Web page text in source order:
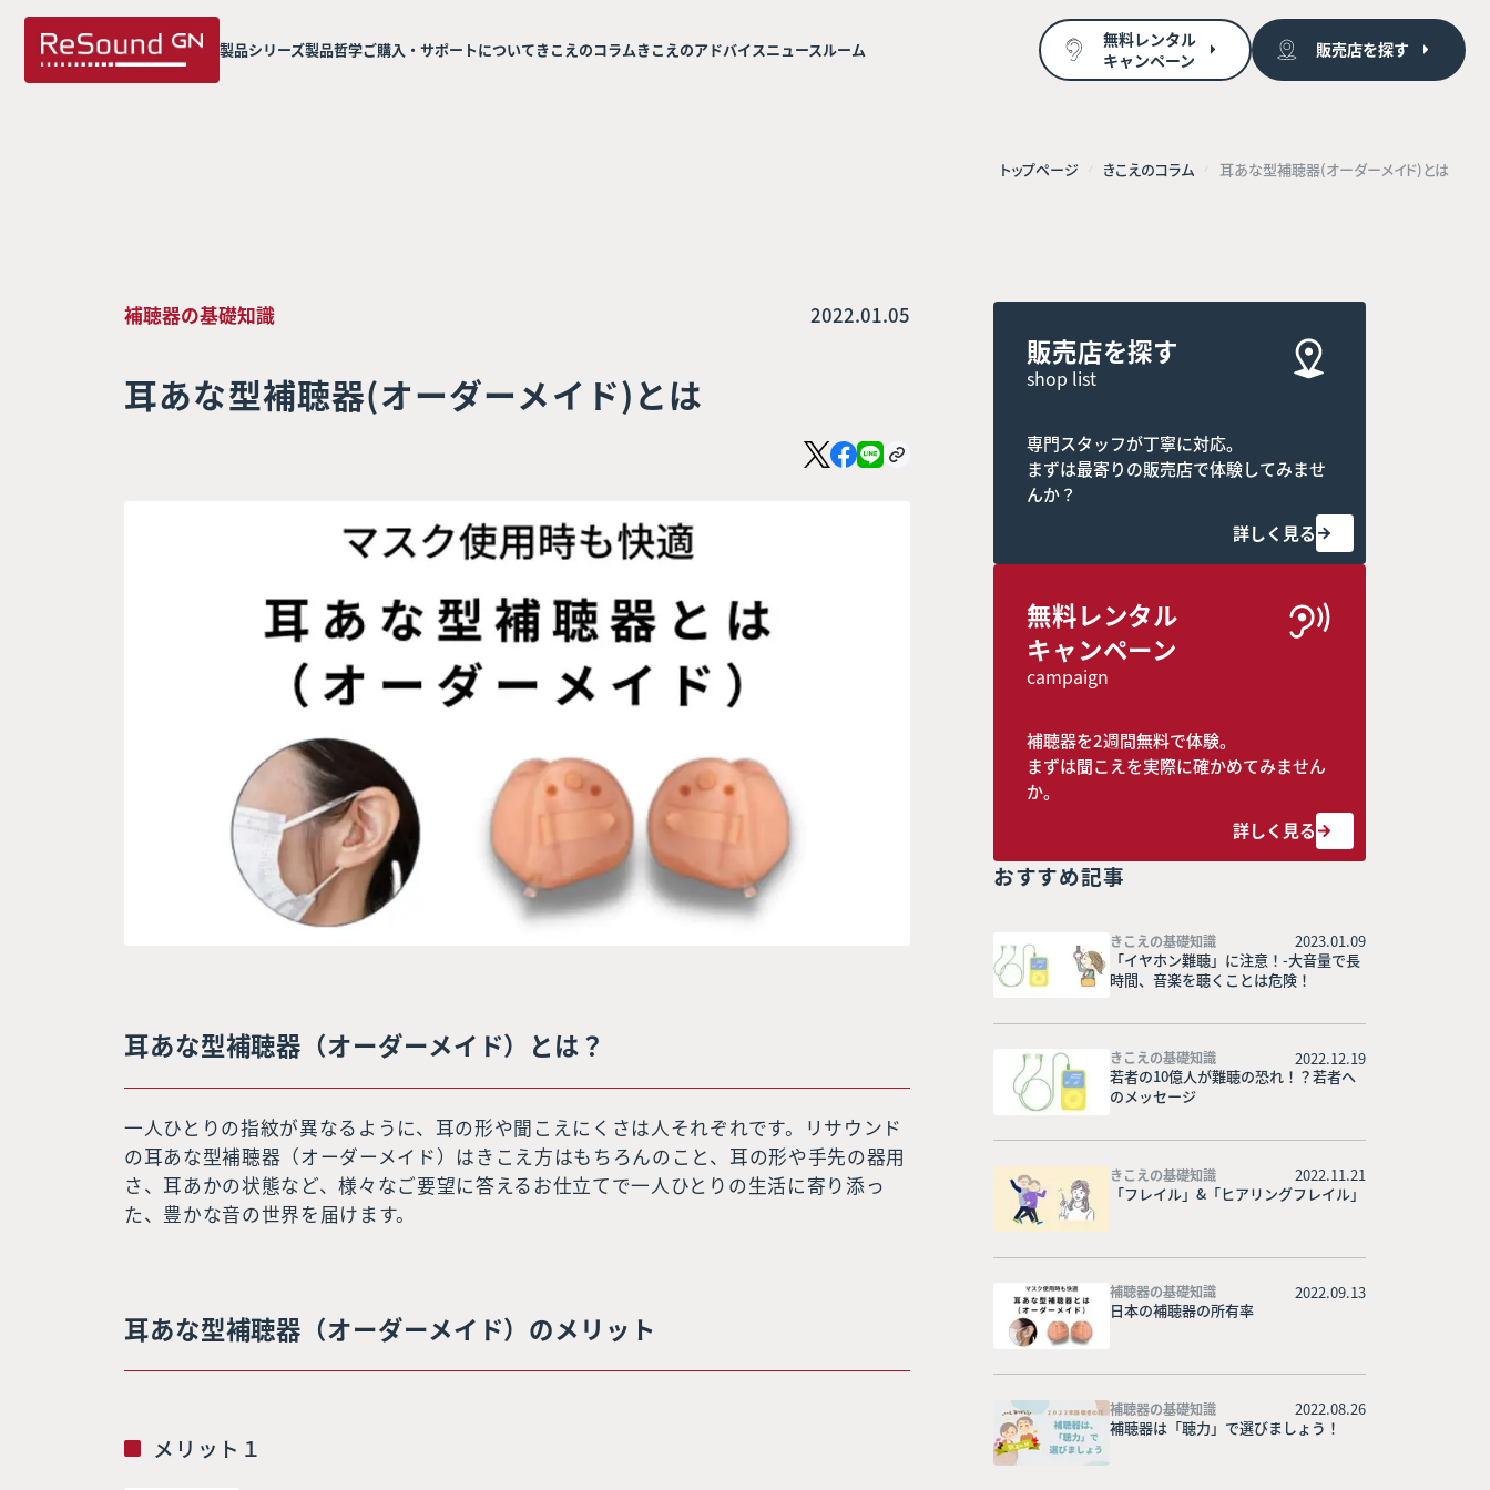
製品シリーズ製品哲学ご購入・サポートについてきこえのコラムきこえのアドバイスニュースルーム
無料レンタル
キャンペーン
販売店を探す
トップページ きこえのコラム 耳あな型補聴器(オーダーメイド)とは
補聴器の基礎知識 2022.01.05
耳あな型補聴器(オーダーメイド)とは
耳あな型補聴器（オーダーメイド）とは？
一人ひとりの指紋が異なるように、耳の形や聞こえにくさは人それぞれです。リサウンド
の耳あな型補聴器（オーダーメイド）はきこえ方はもちろんのこと、耳の形や手先の器用
さ、耳あかの状態など、様々なご要望に答えるお仕立てで一人ひとりの生活に寄り添っ
た、豊かな音の世界を届けます。
耳あな型補聴器（オーダーメイド）のメリット
メリット１
販売店を探す
shop list
専門スタッフが丁寧に対応。
まずは最寄りの販売店で体験してみませ
んか？
詳しく見る
無料レンタル
キャンペーン
campaign
補聴器を2週間無料で体験。
まずは聞こえを実際に確かめてみません
か。
詳しく見る
おすすめ記事
きこえの基礎知識
2023.01.09
「イヤホン難聴」に注意！-大音量で長
時間、音楽を聴くことは危険！
きこえの基礎知識
2022.12.19
若者の10億人が難聴の恐れ！？若者へ
のメッセージ
きこえの基礎知識
2022.11.21
「フレイル」&「ヒアリングフレイル」
補聴器の基礎知識
2022.09.13
日本の補聴器の所有率
補聴器の基礎知識
2022.08.26
補聴器は「聴力」で選びましょう！